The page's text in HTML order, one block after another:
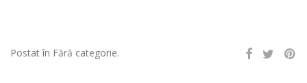
Postat în Fără categorie.